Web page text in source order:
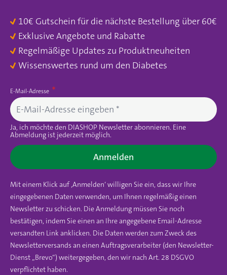
10€ Gutschein für die nächste Bestellung über 60€
Exklusive Angebote und Rabatte
Regelmäßige Updates zu Produktneuheiten
Wissenswertes rund um den Diabetes
E-Mail-Adresse
Ja, ich möchte den DIASHOP Newsletter abonnieren. Eine
Abmeldung ist jederzeit möglich.
Anmelden
Mit einem Klick auf ‚Anmelden‘ willigen Sie ein, dass wir Ihre
eingegebenen Daten verwenden, um Ihnen regelmäßig einen
Newsletter zu schicken. Die Anmeldung müssen Sie noch
bestätigen, indem Sie einen an Ihre angegebene Email-Adresse
versandten Link anklicken. Die Daten werden zum Zweck des
Newsletterversands an einen Auftragsverarbeiter (den Newsletter-
Dienst „Brevo“) weitergegeben, den wir nach Art. 28 DSGVO
verpflichtet haben.